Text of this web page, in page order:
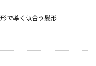
で導く似合う髪形